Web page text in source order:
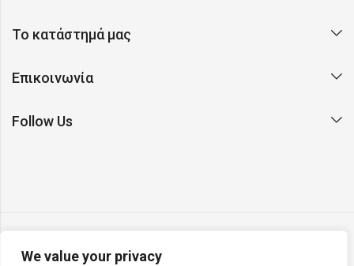
We value your privacy
Το κατάστημά μας
Επικοινωνία
Follow Us